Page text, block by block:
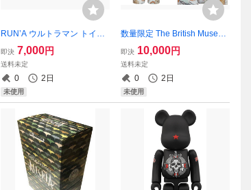
RUN’A ウルトラマン トイフ
ル シークレット含むコンプ
セット/未使用
即決 7,000円
送料未定
0 2日
未使用
数量限定 The British Museu
m “ Tomb-Painting of Nebam
un “ 400% ベアブリック/未使
用
即決 10,000円
送料未定
0 2日
未使用